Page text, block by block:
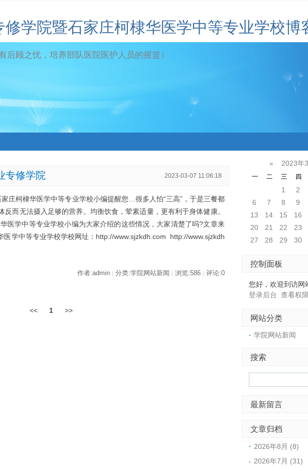
学院暨石家庄柯棣华医学中等专业学校博
后顾之忧，培养部队医院医护人员的摇篮）
专修学院 2023-03-07 11:06:18
庄柯棣华医学中等专业学校小编提醒您…很多人怕“三高”，于是三餐都
而无法摄入足够的营养。均衡饮食，荤素适量，更有利于身体健康。
医学中等专业学校小编为大家介绍的这些情况，大家清楚了吗?文章来
医学中等专业学校学校网址：http://www.sjzkdh.com http://www.sjzkdh
作者:admin | 分类:学院网站新闻 | 浏览:586 | 评论:0
<< 1 >>
« 2023年
一 二 三 四
1 2
6
7 8 9
13
14 15 16
20
21 22 23
27
28 29 30
控制面板
您好，欢迎到访网
登录后台 查看权限
网站分类
学院网站新闻
搜索
最新留言
文章归档
2026年8月 (8)
2026年7月 (31)